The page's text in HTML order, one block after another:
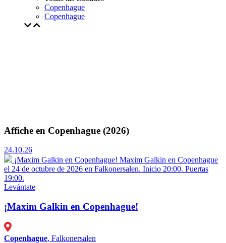
Copenhague
Copenhague
Affiche en Copenhague (2026)
24.10.26
¡Maxim Galkin en Copenhague! Maxim Galkin en Copenhague
el 24 de octubre de 2026 en Falkonersalen. Inicio 20:00. Puertas
19:00.
Levántate
¡Maxim Galkin en Copenhague!
Copenhague, Falkonersalen